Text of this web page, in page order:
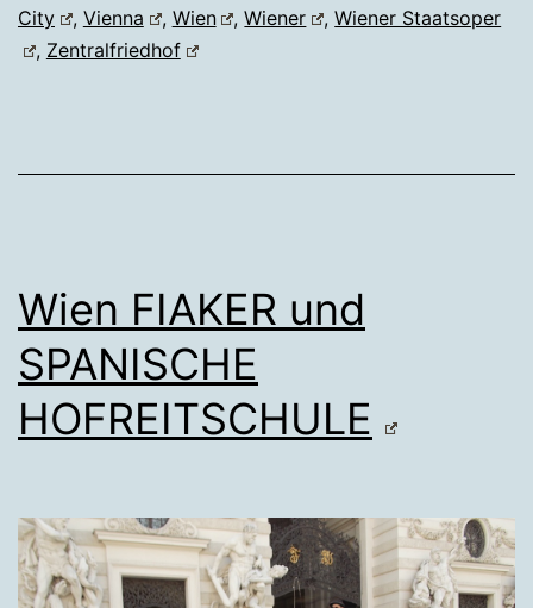
City
, Vienna , Wien ,Wiener ,Wiener Staatsoper
, Zentralfriedhof
Wien FIAKER und
SPANISCHE
HOFREITSCHULE